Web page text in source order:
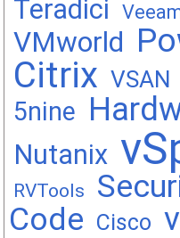
Teradici
VMworld
Citrix VSAN
5nine
Nutanix
RVTools
Code Cisco